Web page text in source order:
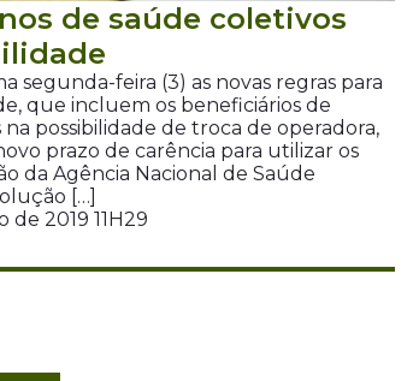
de saúde coletivos
segunda-feira (3) as novas regras para
que incluem os beneficiários de
possibilidade de troca de operadora,
prazo de carência para utilizar os
da Agência Nacional de Saúde
[…]
de 2019 11H29